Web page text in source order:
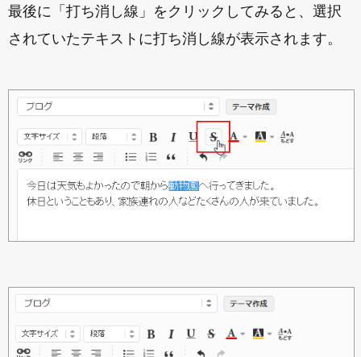
最後に「打ち消し線」をクリックしてみると、選択
されていたテキストに打ち消し線が表示されます。